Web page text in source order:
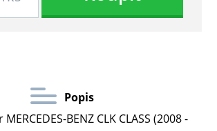
Popis
BENZ CLK CLASS (2008 -